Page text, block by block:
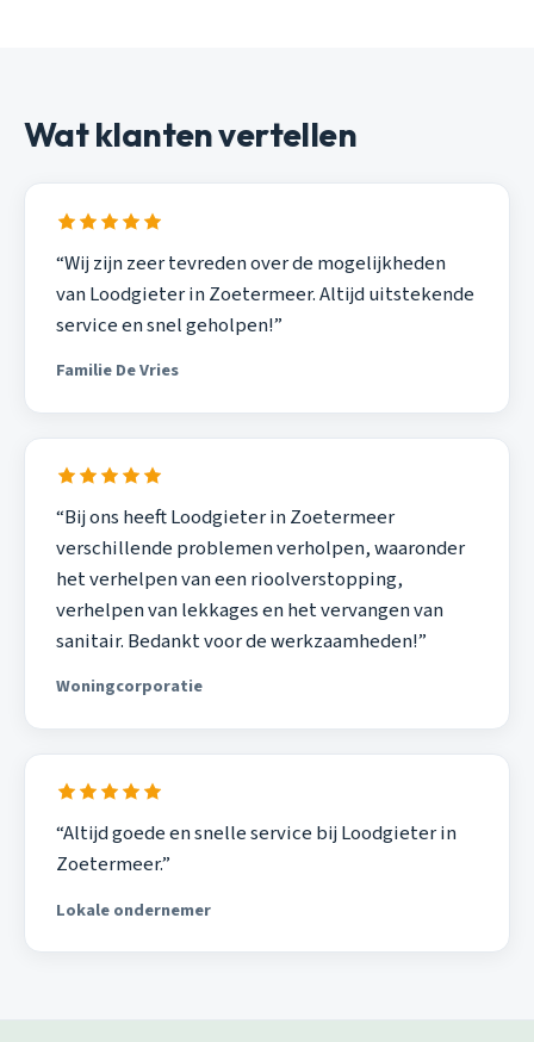
Wat klanten vertellen
“Wij zijn zeer tevreden over de mogelijkheden
van Loodgieter in Zoetermeer. Altijd uitstekende
service en snel geholpen!”
Familie De Vries
“Bij ons heeft Loodgieter in Zoetermeer
verschillende problemen verholpen, waaronder
het verhelpen van een rioolverstopping,
verhelpen van lekkages en het vervangen van
sanitair. Bedankt voor de werkzaamheden!”
Woningcorporatie
“Altijd goede en snelle service bij Loodgieter in
Zoetermeer.”
Lokale ondernemer